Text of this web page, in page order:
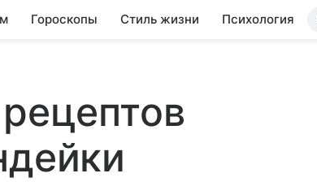
Гороскопы Стиль жизни Психология